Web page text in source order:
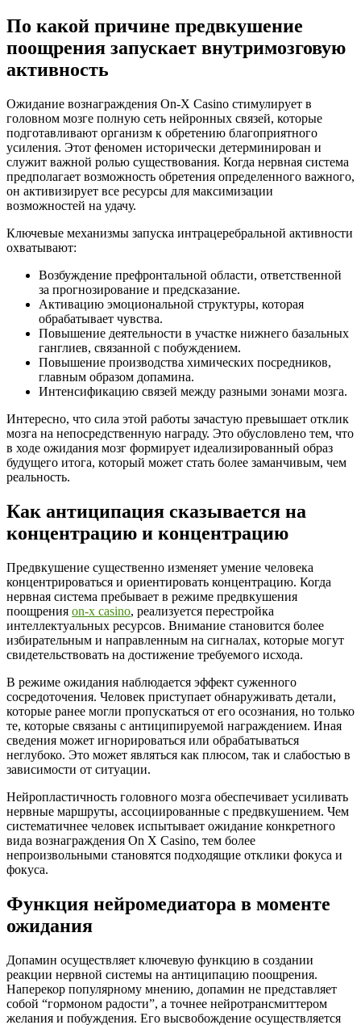
По какой причине предвкушение
поощрения запускает внутримозговую
активность
Ожидание вознаграждения On-X Casino стимулирует в
головном мозге полную сеть нейронных связей, которые
подготавливают организм к обретению благоприятного
усиления. Этот феномен исторически детерминирован и
служит важной ролью существования. Когда нервная система
предполагает возможность обретения определенного важного,
он активизирует все ресурсы для максимизации
возможностей на удачу.
Ключевые механизмы запуска интрацеребральной активности
охватывают:
Возбуждение префронтальной области, ответственной
за прогнозирование и предсказание.
Активацию эмоциональной структуры, которая
обрабатывает чувства.
Повышение деятельности в участке нижнего базальных
ганглиев, связанной с побуждением.
Повышение производства химических посредников,
главным образом допамина.
Интенсификацию связей между разными зонами мозга.
Интересно, что сила этой работы зачастую превышает отклик
мозга на непосредственную награду. Это обусловлено тем, что
в ходе ожидания мозг формирует идеализированный образ
будущего итога, который может стать более заманчивым, чем
реальность.
Как антиципация сказывается на
концентрацию и концентрацию
Предвкушение существенно изменяет умение человека
концентрироваться и ориентировать концентрацию. Когда
нервная система пребывает в режиме предвкушения
поощрения on-x casino, реализуется перестройка
интеллектуальных ресурсов. Внимание становится более
избирательным и направленным на сигналах, которые могут
свидетельствовать на достижение требуемого исхода.
В режиме ожидания наблюдается эффект суженного
сосредоточения. Человек приступает обнаруживать детали,
которые ранее могли пропускаться от его осознания, но только
те, которые связаны с антиципируемой награждением. Иная
сведения может игнорироваться или обрабатываться
неглубоко. Это может являться как плюсом, так и слабостью в
зависимости от ситуации.
Нейропластичность головного мозга обеспечивает усиливать
нервные маршруты, ассоциированные с предвкушением. Чем
систематичнее человек испытывает ожидание конкретного
вида вознаграждения On X Casino, тем более
непроизвольными становятся подходящие отклики фокуса и
фокуса.
Функция нейромедиатора в моменте
ожидания
Допамин осуществляет ключевую функцию в создании
реакции нервной системы на антиципацию поощрения.
Наперекор популярному мнению, допамин не представляет
собой “гормоном радости”, а точнее нейротрансмиттером
желания и побуждения. Его высвобождение осуществляется